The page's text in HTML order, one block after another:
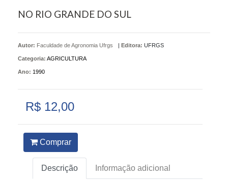
NO RIO GRANDE DO SUL
Autor: Faculdade de Agronomia Ufrgs | Editora: UFRGS
Categoria: AGRICULTURA
Ano: 1990
R$ 12,00
Comprar
Descrição Informação adicional